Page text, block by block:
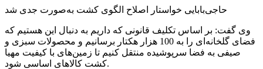
حاجی‌بابایی خواستار اصلاح الگوی کشت به‌صورت جدی شد
وی گفت: بر اساس تکلیف قانونی که داریم به دنبال این هستیم که
فضای گلخانه‌ای را به 100 هزار هکتار برسانیم و محصولات سبزی و
صیفی به فضا سرپوشیده منتقل کنیم تا زمین‌های با کیفیت مهیا
کشت کالا‌های اساسی شود.